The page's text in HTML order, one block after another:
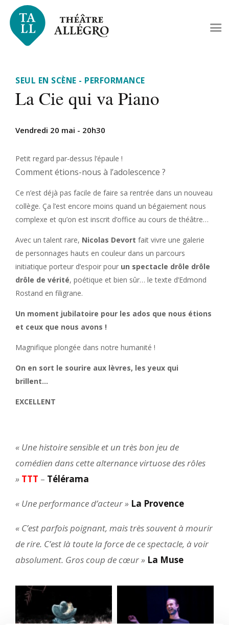
SEUL EN SCÈNE - PERFORMANCE
La Cie qui va Piano
Vendredi 20 mai - 20h30
Petit regard par-dessus l’épaule !
Comment étions-nous à l’adolescence ?
Ce n’est déjà pas facile de faire sa rentrée dans un nouveau
collège. Ça l’est encore moins quand un bégaiement nous
complexe et qu’on est inscrit d’office au cours de théâtre…
Avec un talent rare, Nicolas Devort fait vivre une galerie
de personnages hauts en couleur dans un parcours
initiatique porteur d’espoir pour un spectacle drôle drôle
drôle de vérité, poétique et bien sûr… le texte d’Edmond
Rostand en filigrane.
Un moment jubilatoire pour les ados que nous étions
et ceux que nous avons !
Magnifique plongée dans notre humanité !
On en sort le sourire aux lèvres, les yeux qui
brillent…
EXCELLENT
« Une histoire sensible et un très bon jeu de
comédien dans cette alternance virtuose des rôles
» TTT – Télérama
« Une performance d’acteur » La Provence
« C’est parfois poignant, mais très souvent à mourir
de rire. C’est là toute la force de ce spectacle, à voir
absolument. Gros coup de cœur » La Muse